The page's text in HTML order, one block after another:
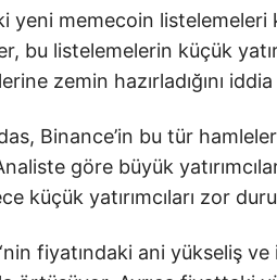
yeni memecoin listelemeleri
bu listelemelerin küçük
zemin hazırladığını
Binance’in bu tür
göre büyük
küçük yatırımcıları zor
‘nin fiyatındaki ani yükseliş